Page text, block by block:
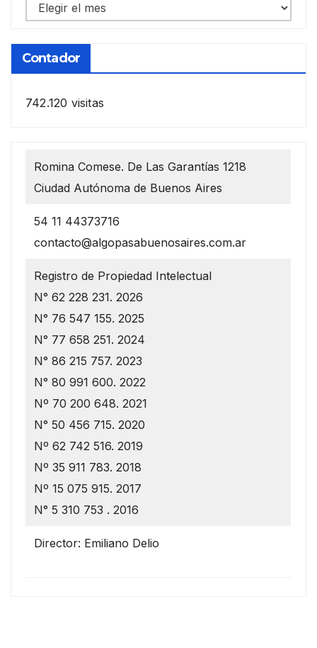
Notas
anteriores
Contador
742.120 visitas
Romina Comese. De Las Garantías 1218
Ciudad Autónoma de Buenos Aires
54 11 44373716
contacto@algopasabuenosaires.com.ar
Registro de Propiedad Intelectual
N° 62 228 231. 2026
N° 76 547 155. 2025
N° 77 658 251. 2024
N° 86 215 757. 2023
N° 80 991 600. 2022
Nº 70 200 648. 2021
N° 50 456 715. 2020
Nº 62 742 516. 2019
Nº 35 911 783. 2018
Nº 15 075 915. 2017
N° 5 310 753 . 2016
Director: Emiliano Delio